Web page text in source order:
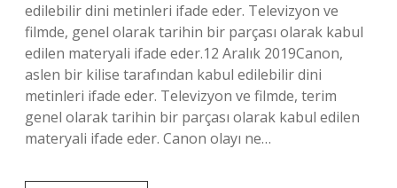
edilebilir dini metinleri ifade eder. Televizyon ve
filmde, genel olarak tarihin bir parçası olarak kabul
edilen materyali ifade eder.12 Aralık 2019Canon,
aslen bir kilise tarafından kabul edilebilir dini
metinleri ifade eder. Televizyon ve filmde, terim
genel olarak tarihin bir parçası olarak kabul edilen
materyali ifade eder. Canon olayı ne…